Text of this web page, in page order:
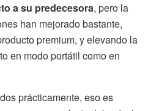
a su predecesora, pero la
han mejorado bastante,
premium, y elevando la
en modo portátil como en
prácticamente, eso es